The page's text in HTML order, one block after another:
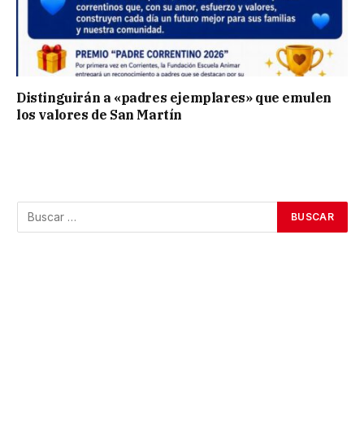
Distinguirán a «padres ejemplares» que emulen
los valores de San Martín